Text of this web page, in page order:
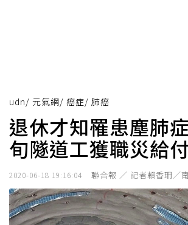
udn/ 元氣網/ 癌症/ 肺癌
退休才知罹患塵肺
旬隧道工獲職災給付
2020-06-18 19:16:04 聯合報 ／ 記者賴香珊／